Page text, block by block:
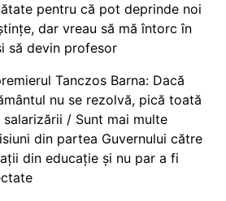
pentru că pot deprinde noi
dar vreau să mă întorc în
să devin profesor
Tanczos Barna: Dacă
nu se rezolvă, pică toată
salarizării / Sunt mai multe
din partea Guvernului către
din educație și nu par a fi